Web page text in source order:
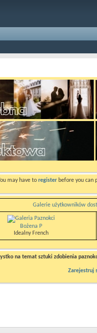
may have to register before you can
Galerie użytkowników
Bożena P
Idealny French
na temat sztuki zdobienia
Zarejestruj